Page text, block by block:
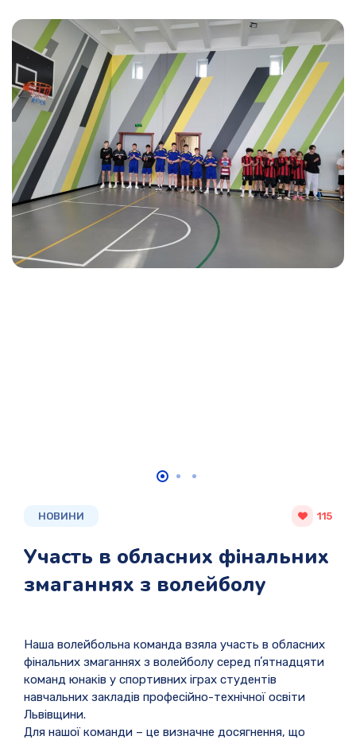
НОВИНИ 115
Участь в обласних фінальних
змаганнях з волейболу
Наша волейбольна команда взяла участь в обласних
фінальних змаганнях з волейболу серед пʼятнадцяти
команд юнаків у спортивних іграх студентів
навчальних закладів професійно-технічної освіти
Львівщини.
Для нашої команди – це визначне досягнення, що